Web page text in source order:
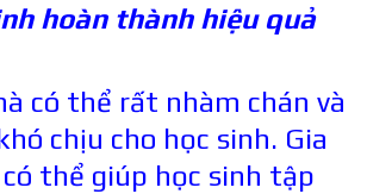
hoàn thành hiệu quả
có thể rất nhàm chán và
chịu cho học sinh. Gia
thể giúp học sinh tập